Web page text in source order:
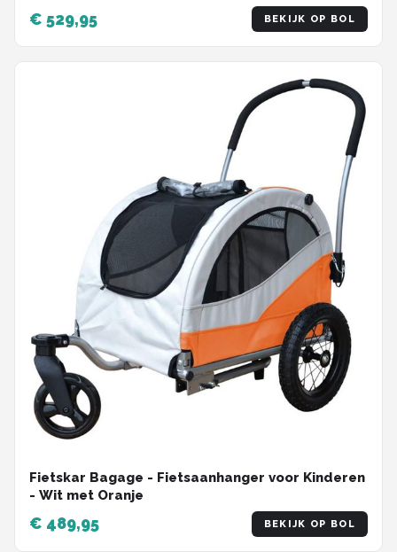
€ 529,95 BEKIJK OP BOL
Fietskar Bagage - Fietsaanhanger voor Kinderen
- Wit met Oranje
€ 489,95 BEKIJK OP BOL